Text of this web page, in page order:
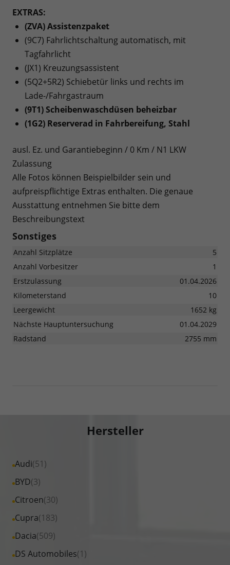
EXTRAS:
(ZVA) Assistenzpaket
(9C7) Fahrlichtschaltung automatisch, mit
Tagfahrlicht
(JX1) Kreuzungsassistent
(5Q2+5R2) Schiebetür links und rechts im
Lade-/Fahrgastraum
(9T1) Scheibenwaschdüsen beheizbar
(1G2) Reserverad in Fahrbereifung, Stahl
ausl. Ez. und Garantiebeginn / 0 Km / N1 LKW
Zulassung
Alle Fotos können Beispielbilder sein und
aufpreispflichtige Extras enthalten. Die genaue
Ausstattung entnehmen Sie bitte dem
Beschreibungstext
Sonstiges
Anzahl Sitzplätze
5
Anzahl Vorbesitzer
1
Erstzulassung
01.04.2026
Kilometerstand
10
Leergewicht
1652 kg
Nächste Hauptuntersuchung
01.04.2029
Radstand
2755 mm
Hersteller
Audi(51)
Alle
Fahrzeuge
Audi
anzeigen
BYD(3)
Alle
Fahrzeuge
BYD
anzeigen
Citroen(30)
Alle
Fahrzeuge
Citroen
anzeigen
Cupra(183)
Alle
Fahrzeuge
Cupra
Dacia(509)
Alle
Fahrzeuge
DS Automobiles(1)
Alle